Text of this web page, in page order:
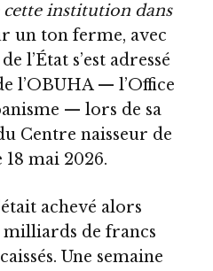
institution dans
un ton ferme, avec
l’État s’est adressé
l’OBUHA — l’Office
— lors de sa
Centre naisseur de
mai 2026.
achevé alors
de francs
Une semaine